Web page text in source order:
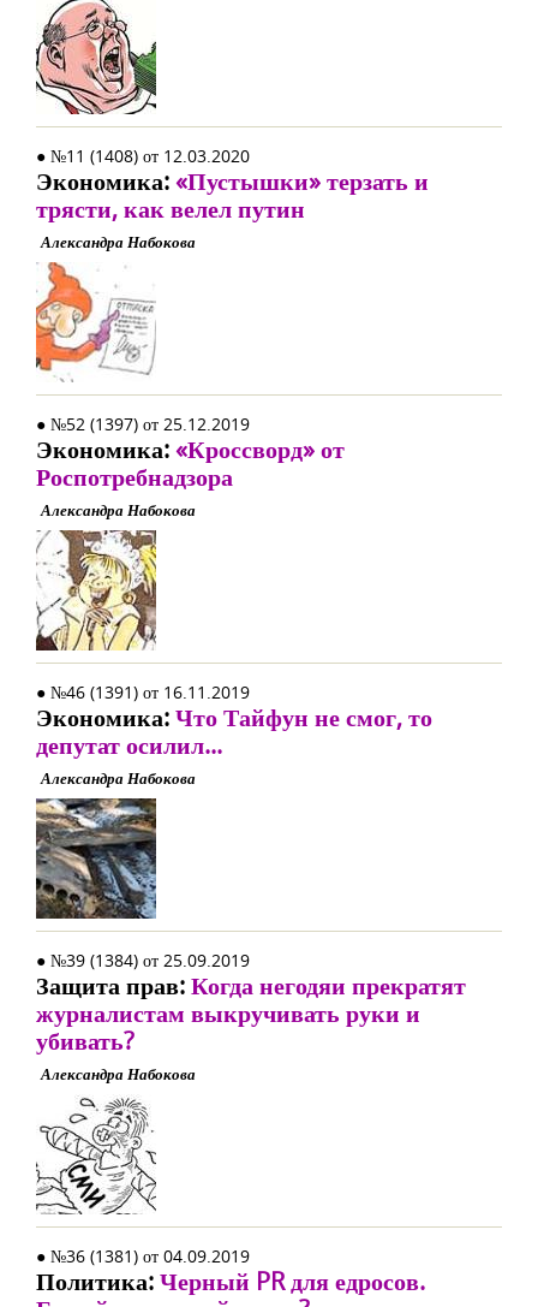
● №11 (1408) от 12.03.2020
Экономика:«Пустышки» терзать и
трясти, как велел путин
Александра Набокова
● №52 (1397) от 25.12.2019
Экономика:«Кроссворд» от
Роспотребнадзора
Александра Набокова
● №46 (1391) от 16.11.2019
Экономика:Что Тайфун не смог, то
депутат осилил...
Александра Набокова
● №39 (1384) от 25.09.2019
Защита прав:Когда негодяи прекратят
журналистам выкручивать руки и
убивать?
Александра Набокова
● №36 (1381) от 04.09.2019
Политика:Черный PR для едросов.